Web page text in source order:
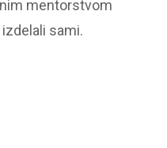
mentorstvom
sami.